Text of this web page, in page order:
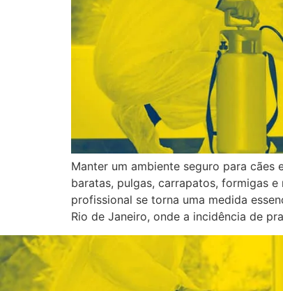
Manter um ambiente seguro para
baratas, pulgas, carrapatos, formigas
profissional se torna uma medida
Rio de Janeiro, onde a incidência de